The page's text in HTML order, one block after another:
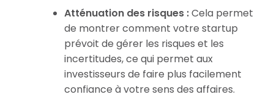
Atténuation des risques :Cela permet
de montrer comment votre startup
prévoit de gérer les risques et les
incertitudes, ce qui permet aux
investisseurs de faire plus facilement
confiance à votre sens des affaires.